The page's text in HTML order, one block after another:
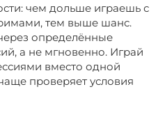
чем дольше играешь с
тем выше шанс.
определённые
а не мгновенно. Играй
вместо одной
проверяет условия